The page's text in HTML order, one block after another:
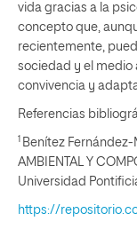
vida gracias a la
concepto que,
recientemente,
sociedad y el medio
convivencia y
Referencias
1 Benítez Fernández-
AMBIENTAL Y
Universidad
https://